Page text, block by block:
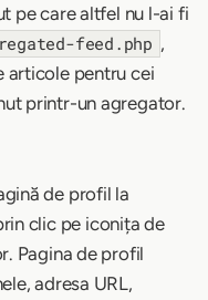
pe care altfel nu l-ai fi
feed.php ,
articole pentru cei
printr-un agregator.
de profil la
clic pe iconița de
Pagina de profil
adresa URL,